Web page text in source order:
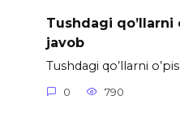
Tushdagi qo’llarni
javob
Tushdagi qo’llarni
0 790